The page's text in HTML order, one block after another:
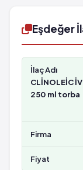
Eşdeğer
CLİNOLEİC
250 ml torba